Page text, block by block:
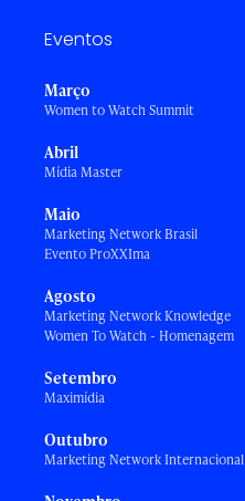
Eventos
Março
Women to Watch Summit
Abril
Mídia Master
Maio
Marketing Network Brasil
Evento ProXXIma
Agosto
Marketing Network Knowledge
Women To Watch - Homenagem
Setembro
Maximídia
Outubro
Marketing Network Internacional